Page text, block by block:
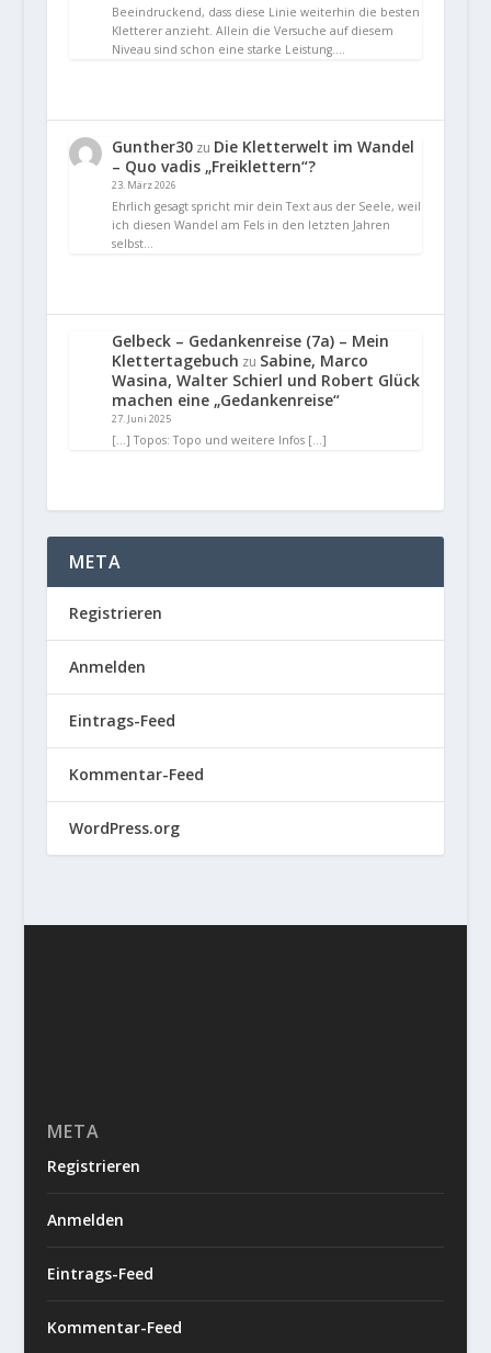
Beeindruckend, dass diese Linie weiterhin die besten
Kletterer anzieht. Allein die Versuche auf diesem
Niveau sind schon eine starke Leistung.…
Gunther30zu Die Kletterwelt im Wandel
– Quo vadis „Freiklettern“?
23. März 2026
Ehrlich gesagt spricht mir dein Text aus der Seele, weil
ich diesen Wandel am Fels in den letzten Jahren
selbst…
Gelbeck – Gedankenreise (7a) – Mein
Klettertagebuch zu Sabine, Marco
Wasina, Walter Schierl und Robert Glück
machen eine „Gedankenreise“
27. Juni 2025
[…] Topos: Topo und weitere Infos […]
META
Registrieren
Anmelden
Eintrags-Feed
Kommentar-Feed
WordPress.org
META
Registrieren
Anmelden
Eintrags-Feed
Kommentar-Feed